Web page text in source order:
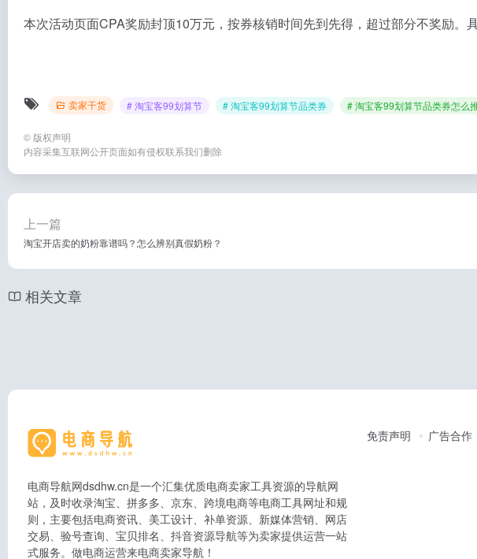
本次活动页面CPA奖励封顶10万元，按券核销时间先到先得，超过部分不奖励
卖家干货 # 淘宝客99划算节 # 淘宝客99划算节品类券 # 淘宝客99划算节品类券怎么
© 版权声明
内容采集互联网公开页面如有侵权联系我们删除
上一篇
淘宝开店卖的奶粉靠谱吗？怎么辨别真假奶粉？
相关文章
电商导航网dsdhw.cn是一个汇集优质电商卖家工具资源的导航网
站，及时收录淘宝、拼多多、京东、跨境电商等电商工具网址和规
则，主要包括电商资讯、美工设计、补单资源、新媒体营销、网店
交易、验号查询、宝贝排名、抖音资源导航等为卖家提供运营一站
式服务。做电商运营来电商卖家导航！
免责声明 广告合作